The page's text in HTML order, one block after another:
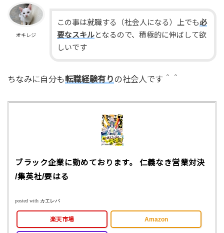
オキレジ
この事は就職する（社会人になる）上でも必
要なスキルとなるので、積極的に伸ばして欲
しいです
ちなみに自分も転職経験有りの社会人です＾＾
ブラック企業に勤めております。 仁義なき営業対決
/集英社/要はる
posted with カエレバ
楽天市場 Amazon